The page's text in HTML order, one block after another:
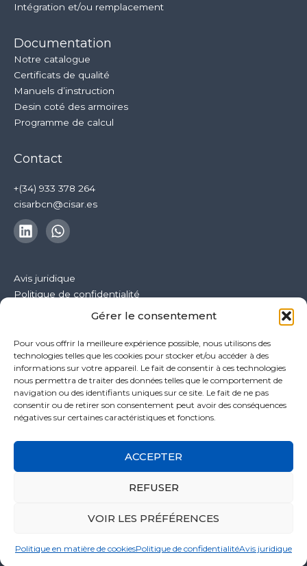
Gérer le consentement
Pour vous offrir la meilleure expérience possible, nous utilisons des
technologies telles que les cookies pour stocker et/ou accéder à des
informations sur votre appareil. Le fait de consentir à ces technologies
nous permettra de traiter des données telles que le comportement de
navigation ou des identifiants uniques sur ce site. Le fait de ne pas
consentir ou de retirer son consentement peut avoir des conséquences
négatives sur certaines caractéristiques et fonctions.
ACCEPTER
REFUSER
VOIR LES PRÉFÉRENCES
Politique en matière de cookiesPolitique de confidentialitéAvis juridique
Intégration et/ou remplacement
Documentation
Notre catalogue
Certificats de qualité
Manuels d’instruction
Desin coté des armoires
Programme de calcul
Contact
+(34) 933 378 264
cisarbcn@cisar.es
Avis juridique
Politique de confidentialité
Politique de qualité
Copyright © 2026 CISAR | Conçu par